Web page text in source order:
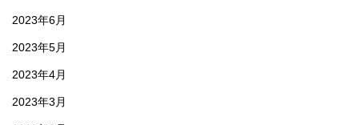
2023年6月
2023年5月
2023年4月
2023年3月